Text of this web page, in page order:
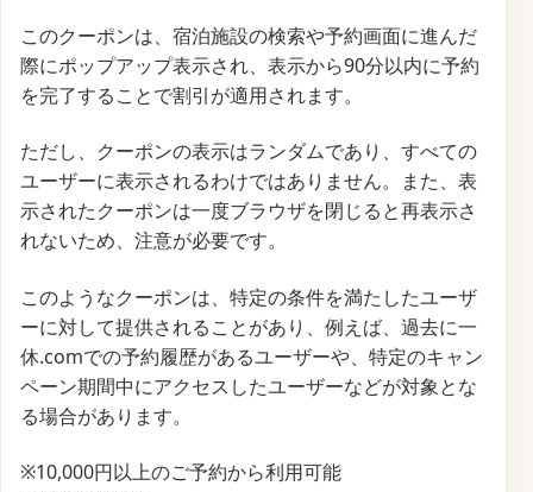
開始時期
未定
終了時期
未定
現在、一休.comでは、ホテルや旅館の宿泊料金が割引
になるクーポンをプレゼント中です。
対象のホテルや旅館が割引対象となっており、枚数限
定での配布ですので、ご予約はお早めに。
各クーポンにはそれぞれ異なる条件が設定されている
ため、詳細はクーポンページでご確認ください。
さらに、ログイン後には獲得済みのクーポンも確認で